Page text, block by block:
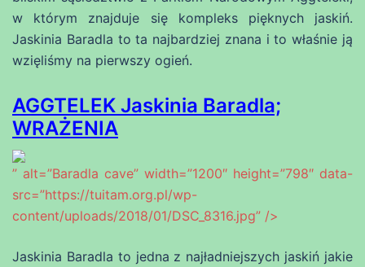
w którym znajduje się kompleks pięknych jaskiń.
Jaskinia Baradla to ta najbardziej znana i to właśnie ją
wzięliśmy na pierwszy ogień.
AGGTELEK Jaskinia Baradla;
WRAŻENIA
” alt=”Baradla cave” width=”1200″ height=”798″ data-
src=”https://tuitam.org.pl/wp-
content/uploads/2018/01/DSC_8316.jpg” />
Jaskinia Baradla to jedna z najładniejszych jaskiń jakie